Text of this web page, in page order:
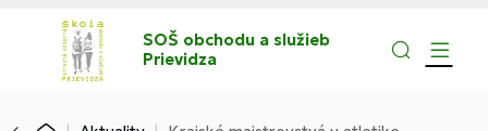
SOŠ obchodu a služieb
Prievidza